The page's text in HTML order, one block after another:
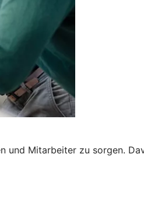
Mitarbeiter zu sorgen.